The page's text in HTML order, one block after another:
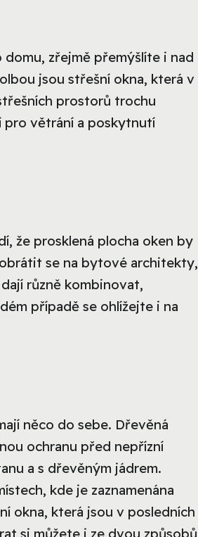
zřejmě přemýšlíte i nad
jsou střešní okna, která v
prostorů trochu
pro větrání a poskytnutí
že prosklená plocha oken by
se na bytové architekty,
různě kombinovat,
případě se ohlížejte i na
něco do sebe. Dřevěná
ochranu před nepřízní
a s dřevěným jádrem.
kde je zaznamenána
okna, která jsou v posledních
si můžete i ze dvou způsobů